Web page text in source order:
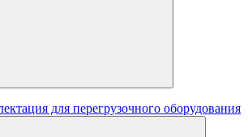
для перегрузочного оборудования